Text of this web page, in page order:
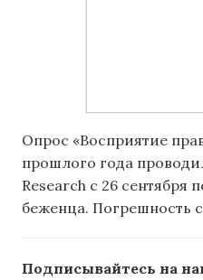
Опрос «Восприятие
прошлого года
Research с 26 сентября
беженца. Погрешность
Подписывайтесь на